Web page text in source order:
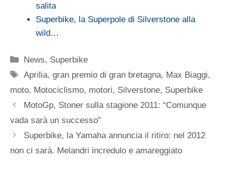
salita
Superbike, la Superpole di Silverstone alla
wild…
Categorie
News, Superbike
Tag
Aprilia,gran premio di gran bretagna, Max Biaggi,
moto, Motociclismo, motori, Silverstone, Superbike
MotoGp, Stoner sulla stagione 2011: “Comunque
vada sarà un successo”
Superbike, la Yamaha annuncia il ritiro: nel 2012
non ci sarà. Melandri incredulo e amareggiato